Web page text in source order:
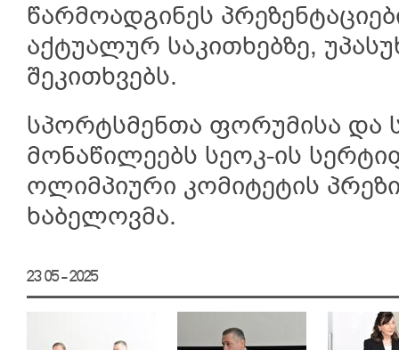
წარმოადგინეს
აქტუალურ საკითხებზე,
შეკითხვებს.
სპორტსმენთა ფორუმისა და
მონაწილეებს სეოკ-ის
ოლიმპიური კომიტეტის
ხაბელოვმა.
23 05 - 2025